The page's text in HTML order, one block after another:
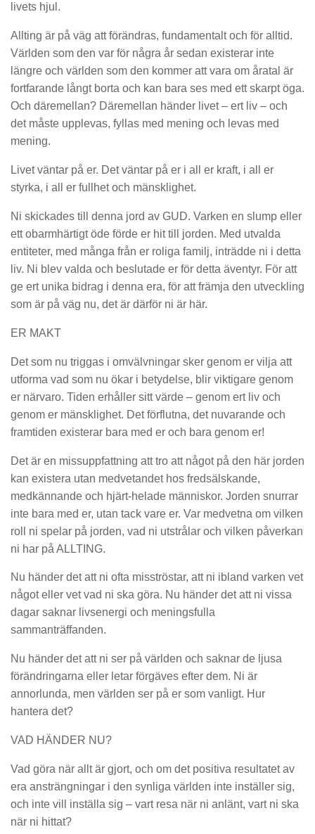
livets hjul.
Allting är på väg att förändras, fundamentalt och för alltid.
Världen som den var för några år sedan existerar inte
längre och världen som den kommer att vara om åratal är
fortfarande långt borta och kan bara ses med ett skarpt öga.
Och däremellan? Däremellan händer livet – ert liv – och
det måste upplevas, fyllas med mening och levas med
mening.
Livet väntar på er. Det väntar på er i all er kraft, i all er
styrka, i all er fullhet och mänsklighet.
Ni skickades till denna jord av GUD. Varken en slump eller
ett obarmhärtigt öde förde er hit till jorden. Med utvalda
entiteter, med många från er roliga familj, inträdde ni i detta
liv. Ni blev valda och beslutade er för detta äventyr. För att
ge ert unika bidrag i denna era, för att främja den utveckling
som är på väg nu, det är därför ni är här.
ER MAKT
Det som nu triggas i omvälvningar sker genom er vilja att
utforma vad som nu ökar i betydelse, blir viktigare genom
er närvaro. Tiden erhåller sitt värde – genom ert liv och
genom er mänsklighet. Det förflutna, det nuvarande och
framtiden existerar bara med er och bara genom er!
Det är en missuppfattning att tro att något på den här jorden
kan existera utan medvetandet hos fredsälskande,
medkännande och hjärt-helade människor. Jorden snurrar
inte bara med er, utan tack vare er. Var medvetna om vilken
roll ni spelar på jorden, vad ni utstrålar och vilken påverkan
ni har på ALLTING.
Nu händer det att ni ofta misströstar, att ni ibland varken vet
något eller vet vad ni ska göra. Nu händer det att ni vissa
dagar saknar livsenergi och meningsfulla
sammanträffanden.
Nu händer det att ni ser på världen och saknar de ljusa
förändringarna eller letar förgäves efter dem. Ni är
annorlunda, men världen ser på er som vanligt. Hur
hantera det?
VAD HÄNDER NU?
Vad göra när allt är gjort, och om det positiva resultatet av
era ansträngningar i den synliga världen inte inställer sig,
och inte vill inställa sig – vart resa när ni anlänt, vart ni ska
när ni hittat?